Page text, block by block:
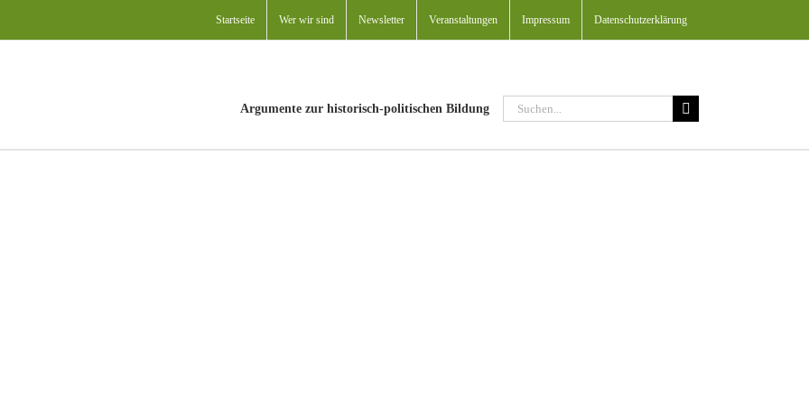
Startseite Wer wir sind Newsletter Veranstaltungen Impressum Datenschutzerklärung
Argumente zur historisch-politischen Bildung
Suche
nach: